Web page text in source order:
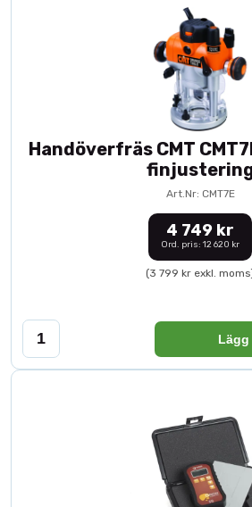
Handöverfräs CMT
Art.Nr: CMT7E
4 749 kr
Ord. pris: 12 620 kr
(3 799 kr exkl.